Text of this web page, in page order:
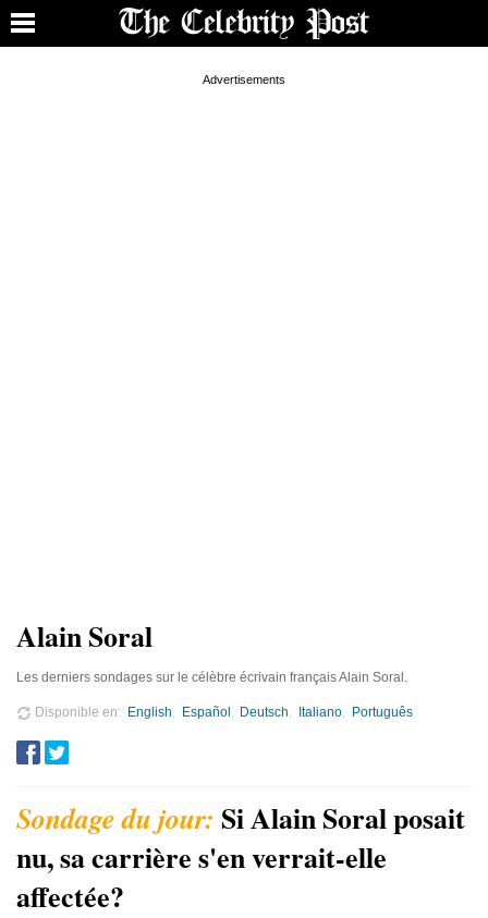
Alain Soral
Les derniers sondages sur le célèbre écrivain français Alain Soral.
Disponible en English Español Deutsch Italiano Português
Si Alain Soral posait
nu, sa carrière s'en verrait-elle
affectée?